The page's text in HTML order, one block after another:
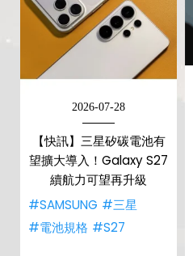
2026-07-28
【快訊】三星矽碳電池有
望擴大導入！Galaxy S27
續航力可望再升級
#SAMSUNG #三星
#電池規格 #S27